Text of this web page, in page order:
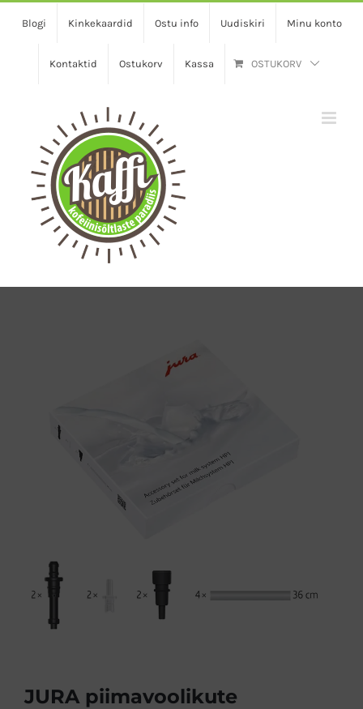
Blogi Kinkekaardid Ostu info Uudiskiri Minu konto
Kontaktid Ostukorv Kassa OSTUKORV
JURA piimavoolikute